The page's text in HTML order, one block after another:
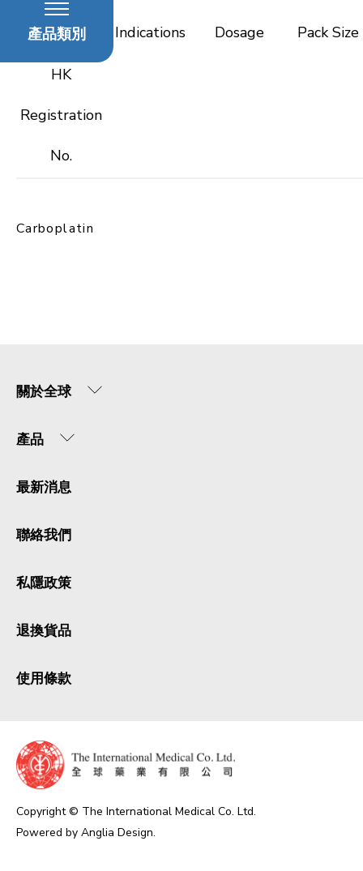
ingredient(s) Indications Dosage Pack Size
HK
Registration
No.
Carboplatin
產品類別
關於全球
產品
最新消息
聯絡我們
私隱政策
退換貨品
使用條款
Copyright © The International Medical Co. Ltd.
Powered by Anglia Design.